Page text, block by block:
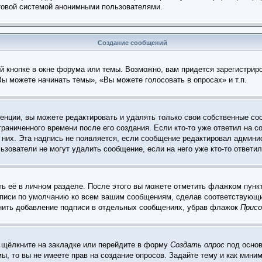
системой анонимными пользователями.
Создание сообщений
в окне форума или темы. Возможно, вам придется
начинать темы», «Вы можете голосовать в опросах» и т.п.
вы можете редактировать и удалять только свои собственные
времени после его создания. Если кто-то уже ответил на
Эта надпись не появляется, если сообщение редактировал
не могут удалить сообщение, если на него уже кто-то
её в личном разделе. После этого вы можете отметить флажком
по умолчанию ко всем вашим сообщениям, сделав
добавление подписи в отдельных сообщениях, убрав флажок
на закладке или перейдите в форму Создать опрос под
то вы не имеете прав на создание опросов. Задайте тему и как